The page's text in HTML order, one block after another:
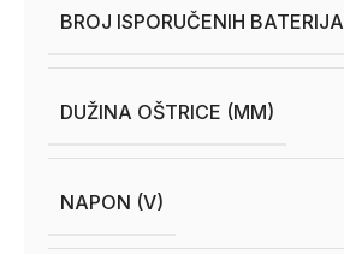
BROJ ISPORUČENIH BATERIJA
DUŽINA OŠTRICE (MM)
NAPON (V)